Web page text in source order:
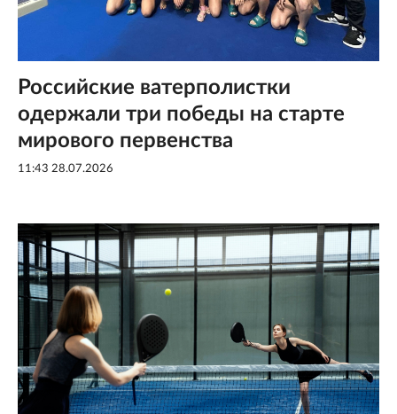
Российские ватерполистки
одержали три победы на старте
мирового первенства
11:43 28.07.2026